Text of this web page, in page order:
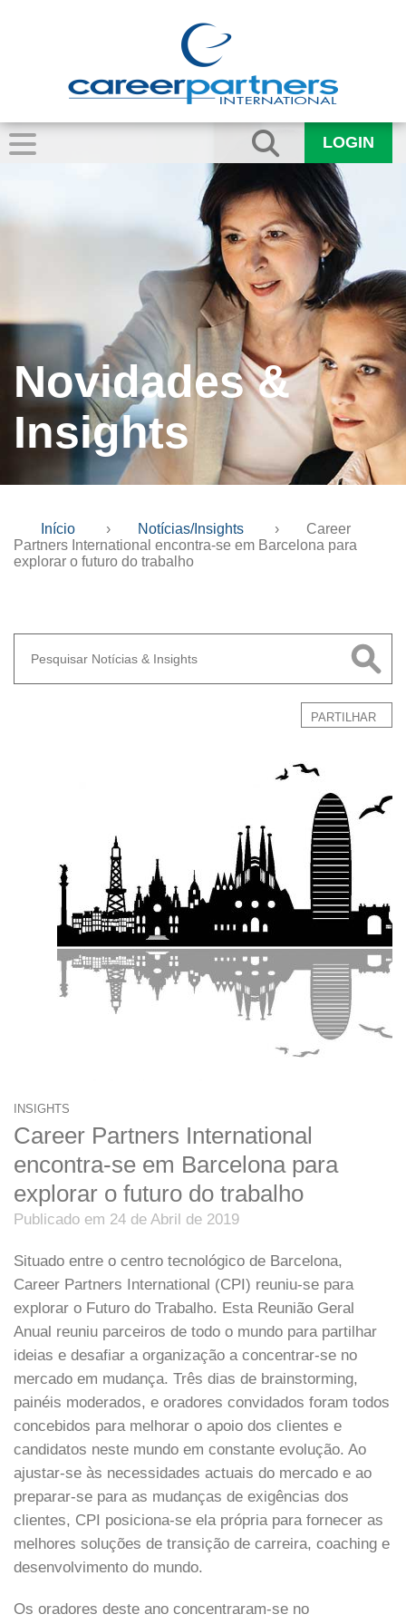
LOGIN
Novidades &
Insights
Início › Notícias/Insights ›
Career
Partners International encontra-se em Barcelona para
explorar o futuro do trabalho
PARTILHAR
INSIGHTS
Career Partners International
encontra-se em Barcelona para
explorar o futuro do trabalho
Publicado em 24 de Abril de 2019
Situado entre o centro tecnológico de Barcelona,
Career Partners International (CPI) reuniu-se para
explorar o Futuro do Trabalho. Esta Reunião Geral
Anual reuniu parceiros de todo o mundo para partilhar
ideias e desafiar a organização a concentrar-se no
mercado em mudança. Três dias de brainstorming,
painéis moderados, e oradores convidados foram todos
concebidos para melhorar o apoio dos clientes e
candidatos neste mundo em constante evolução. Ao
ajustar-se às necessidades actuais do mercado e ao
preparar-se para as mudanças de exigências dos
clientes, CPI posiciona-se ela própria para fornecer as
melhores soluções de transição de carreira, coaching e
desenvolvimento do mundo.
Os oradores deste ano concentraram-se no